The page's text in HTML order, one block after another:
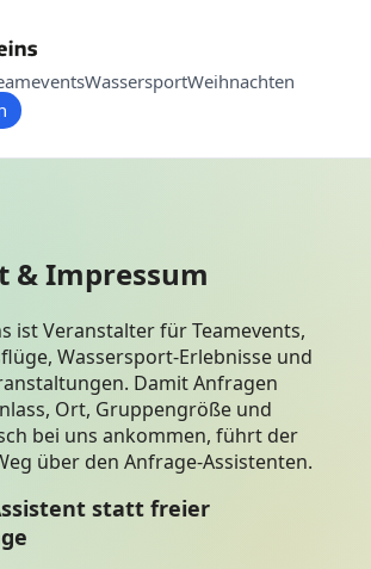
WassersportWeihnachten
& Impressum
ist Veranstalter für Teamevents,
Wassersport-Erlebnisse und
Damit Anfragen
Ort, Gruppengröße und
bei uns ankommen, führt der
über den Anfrage-Assistenten.
statt freier